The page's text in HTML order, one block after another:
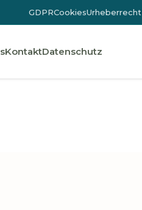
GDPRCookiesUrheberrecht
KontaktDatenschutz